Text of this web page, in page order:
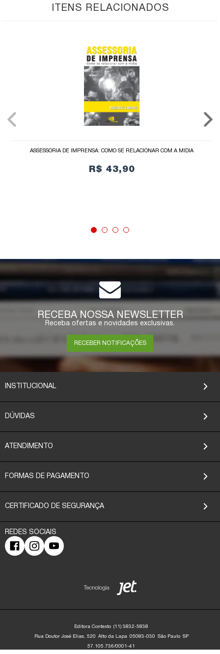
ITENS RELACIONADOS
ASSESSORIA DE IMPRENSA: COMO SE RELACIONAR COM A MÍDIA
R$ 43,90
COMPRAR
RECEBA NOSSA NEWSLETTER
Receba ofertas e novidades exclusivas.
RECEBER NOTIFICAÇÕES
INSTITUCIONAL
DÚVIDAS
ATENDIMENTO
FORMAS DE PAGAMENTO
CERTIFICADO DE SEGURANÇA
Editora Contexto (11) 3832-5838
Rua Doutor José Elias, 520 Alto da Lapa 05083-030 São Paulo SP
57.105.736/0001-41